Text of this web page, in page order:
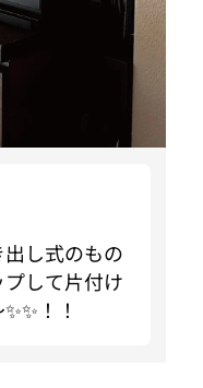
し式のもの
して片付け
！！